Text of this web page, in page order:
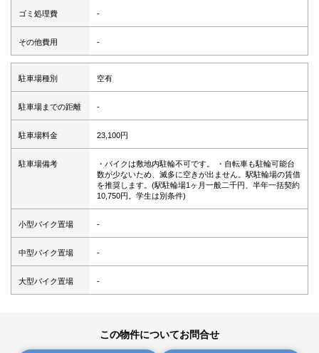
ゴミ処理費 -
その他費用 -
駐車場種別 空有
駐車場までの距離 -
駐車場料金 23,100円
駐車場備考
・バイクは敷地内駐輪不可です。 ・自転車も駐輪可能台
数が少ないため、滅多に空きが出ません。駅駐輪場の賃借
を推奨します。(駅駐輪場1ヶ月一般二千円、半年一括契約
10,750円。学生は別条件)
小型バイク置場 -
中型バイク置場 -
大型バイク置場 -
この物件についてお問合せ